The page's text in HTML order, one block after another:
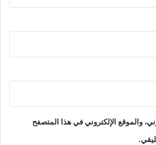
والموقع الإلكتروني في هذا المتصفح